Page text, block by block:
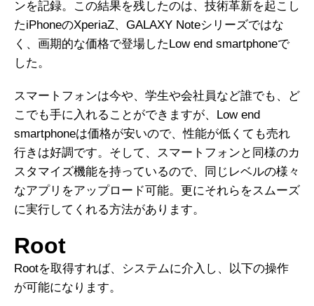
ンを記録。この結果を残したのは、技術革新を起こし
たiPhoneのXperiaZ、GALAXY Noteシリーズではな
く、画期的な価格で登場したLow end smartphoneで
した。
スマートフォンは今や、学生や会社員など誰でも、ど
こでも手に入れることができますが、Low end
smartphoneは価格が安いので、性能が低くても売れ
行きは好調です。そして、スマートフォンと同様のカ
スタマイズ機能を持っているので、同じレベルの様々
なアプリをアップロード可能。更にそれらをスムーズ
に実行してくれる方法があります。
Root
Rootを取得すれば、システムに介入し、以下の操作
が可能になります。